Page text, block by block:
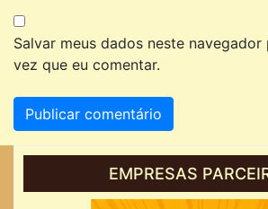
Salvar meus dados neste
vez que eu comentar.
EMPRESAS